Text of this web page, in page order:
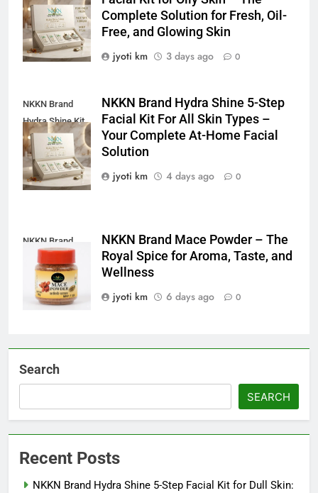
For Oily Skin
Complete Solution for Fresh, Oil-
Free, and Glowing Skin
jyoti km
3 days ago 0
NKKN Brand
Hydra Shine Kit
For All Skin
Types
NKKN Brand Hydra Shine 5-Step
Facial Kit For All Skin Types –
Your Complete At-Home Facial
Solution
jyoti km
4 days ago 0
NKKN Brand
Mace Powder
NKKN Brand Mace Powder – The
Royal Spice for Aroma, Taste, and
Wellness
jyoti km
6 days ago 0
Search
SEARCH
Recent Posts
NKKN Brand Hydra Shine 5-Step Facial Kit for Dull Skin: